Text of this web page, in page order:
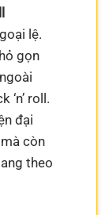
lệ.
gọn
‘n’ roll.
đại
còn
theo